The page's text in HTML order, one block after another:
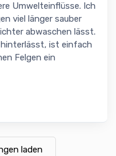
Umwelteinflüsse. Ich
viel länger sauber
abwaschen lässt.
hinterlässt, ist einfach
Felgen ein
laden